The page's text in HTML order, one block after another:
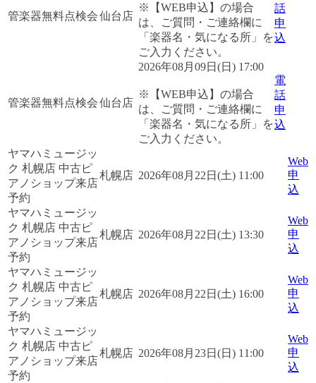
管楽器無料点検会仙台店
※【WEB申込】の場合
は、ご質問・ご連絡欄に
「楽器名・気になる所」を
ご入力ください。
話
申
込
管楽器無料点検会仙台店
2026年08月09日(日) 17:00
※【WEB申込】の場合
は、ご質問・ご連絡欄に
「楽器名・気になる所」を
ご入力ください。
電
話
申
込
ヤマハミュージッ
ク 札幌店 中古ピ
アノショップ来店
予約
札幌店 2026年08月22日(土) 11:00
Web
申
込
ヤマハミュージッ
ク 札幌店 中古ピ
アノショップ来店
予約
札幌店 2026年08月22日(土) 13:30
Web
申
込
ヤマハミュージッ
ク 札幌店 中古ピ
アノショップ来店
予約
札幌店 2026年08月22日(土) 16:00
Web
申
込
ヤマハミュージッ
ク 札幌店 中古ピ
アノショップ来店
予約
札幌店 2026年08月23日(日) 11:00
Web
申
込